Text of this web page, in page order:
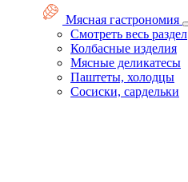
Мясная гастрономия
Смотреть весь раздел
Колбасные изделия
Мясные деликатесы
Паштеты, холодцы
Сосиски, сардельки